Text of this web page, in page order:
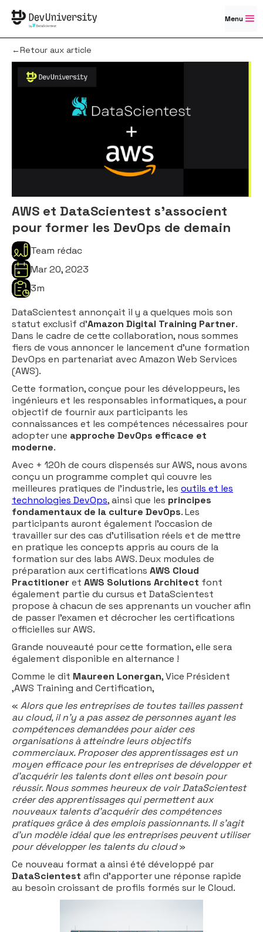
Menu
←Retour aux article
AWS et DataScientest s’associent
pour former les DevOps de demain
Team rédac
Mar 20, 2023
3m
DataScientest annonçait il y a quelques mois son
statut exclusif d’Amazon Digital Training Partner.
Dans le cadre de cette collaboration, nous sommes
fiers de vous annoncer le lancement d'une formation
DevOps en partenariat avec Amazon Web Services
(AWS).
Cette formation, conçue pour les développeurs, les
ingénieurs et les responsables informatiques, a pour
objectif de fournir aux participants les
connaissances et les compétences nécessaires pour
adopter une approche DevOps efficace et
moderne.
Avec + 120h de cours dispensés sur AWS, nous avons
conçu un programme complet qui couvre les
meilleures pratiques de l'industrie, les outils et les
technologies DevOps, ainsi que les principes
fondamentaux de la culture DevOps. Les
participants auront également l'occasion de
travailler sur des cas d'utilisation réels et de mettre
en pratique les concepts appris au cours de la
formation sur des labs AWS. Deux modules de
préparation aux certifications AWS Cloud
Practitioner et AWS Solutions Architect font
également partie du cursus et DataScientest
propose à chacun de ses apprenants un voucher afin
de passer l’examen et décrocher les certifications
officielles sur AWS.
Grande nouveauté pour cette formation, elle sera
également disponible en alternance !
Comme le dit Maureen Lonergan, Vice Président
,AWS Training and Certification,
« Alors que les entreprises de toutes tailles passent
au cloud, il n'y a pas assez de personnes ayant les
compétences demandées pour aider ces
organisations à atteindre leurs objectifs
commerciaux. Proposer des apprentissages est un
moyen efficace pour les entreprises de développer et
d'acquérir les talents dont elles ont besoin pour
réussir. Nous sommes heureux de voir DataScientest
créer des apprentissages qui permettent aux
nouveaux talents d'acquérir des compétences
pratiques grâce à des emplois passionnants. Il s'agit
d'un modèle idéal que les entreprises peuvent utiliser
pour développer les talents du cloud»
Ce nouveau format a ainsi été développé par
DataScientest afin d’apporter une réponse rapide
au besoin croissant de profils formés sur le Cloud.